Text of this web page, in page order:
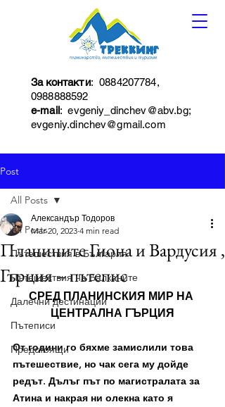
За контакти:0884207784,
0988888592
e-mail:evgeniy_dinchev@abv.bg;
evgeniy.dinchev@gmail.com
Post
All Posts
Пътешествия в България
Пътешествия на Балканите
Далечни дестинации
Пътеписи
Предстоящи
All Posts
Планините Гиона и Вардусия ,
Гърция – пътепис
Александър Тодоров
Mar 20, 2023 4 min read
СРЕД ПЛАНИНСКИЯ МИР НА
ЦЕНТРАЛНА ГЪРЦИЯ
От години го бяхме замислили това
пътешествие, но чак сега му дойде
редът. Дълъг път по магистралата за
Атина и накрая ни олекна като я